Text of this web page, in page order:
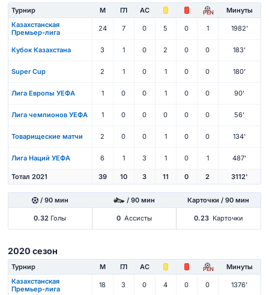
Турнир М ГЛ АС PEN
Минуты
Казахстанская
Премьер-лига
24 7 0 5 0 1 1982'
Кубок Казахстана 3 1 0 2 0 0 183'
Super Cup 2 1 0 1 0 0 180'
Лига Европы УЕФА 1 0 0 1 0 0 90'
Лига чемпионов УЕФА 1 0 0 0 0 0 56'
Товарищеские матчи 2 0 0 1 0 0 134'
Лига Наций УЕФА 6 1 3 1 0 1 487'
Тотал 2021 39 10 3 11 0 2 3112'
/ 90 мин / 90 мин Карточки / 90 мин
0.32 Голы 0 Ассисты 0.23 Карточки
2020 сезон
Турнир М ГЛ АС PEN
Минуты
Казахстанская
Премьер-лига
18 3 0 4 0 0 1376'